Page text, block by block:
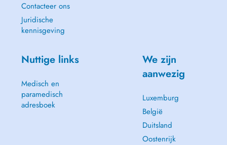
Contacteer ons
Juridische
kennisgeving
Nuttige links
Medisch en
paramedisch
adresboek
We zijn
aanwezig
Luxemburg
België
Duitsland
Oostenrijk